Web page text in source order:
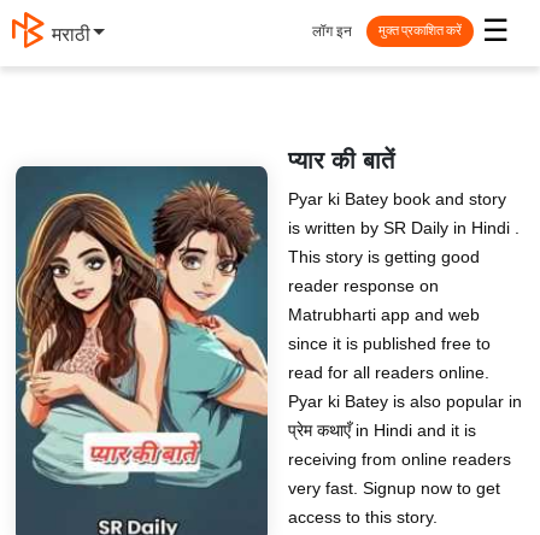
मराठी ☰
लॉग इन मुक्त प्रकाशित करें
प्यार की बातें
Pyar ki Batey book and story
is written by SR Daily in Hindi .
This story is getting good
reader response on
Matrubharti app and web
since it is published free to
read for all readers online.
Pyar ki Batey is also popular in
प्रेम कथाएँ in Hindi and it is
receiving from online readers
very fast. Signup now to get
access to this story.